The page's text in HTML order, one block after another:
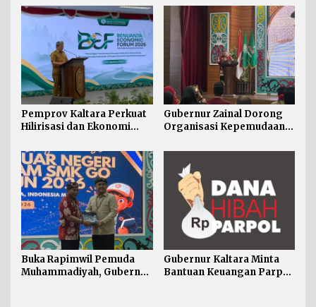
Strategis Kaltara ke
Perwakilan Negara
Pemprov Kaltara Perkuat
Hilirisasi dan Ekonomi
Perang Dagang Global
Gubernur Zainal Dorong
Organisasi Kepemudaan
Pemerintah
Buka Rapimwil Pemuda
Muhammadiyah, Gubernur
Gubernur Kaltara Minta
Bantuan Keuangan Parpol